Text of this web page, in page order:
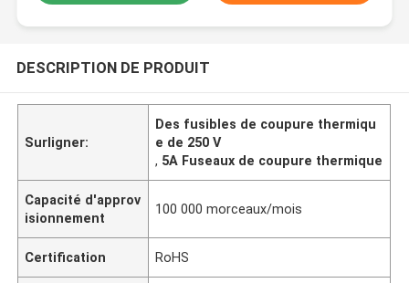
DESCRIPTION DE PRODUIT
Surligner:
Des fusibles de coupure thermiqu
e de 250 V
, 5A Fuseaux de coupure thermique
Capacité d'approv
isionnement
100 000 morceaux/mois
Certification RoHS